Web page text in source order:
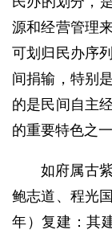
源和经营管理
可划归民办序
间捐输，特别
的是民间自主
的重要特色之一
如府属古
鲍志道、程光
年）复建：其